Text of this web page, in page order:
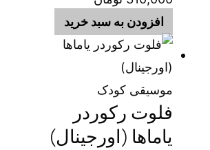
افزودن به سبد خرید
موسیقی کودک
فلوت رکوردر
یاماها (اورجینال)